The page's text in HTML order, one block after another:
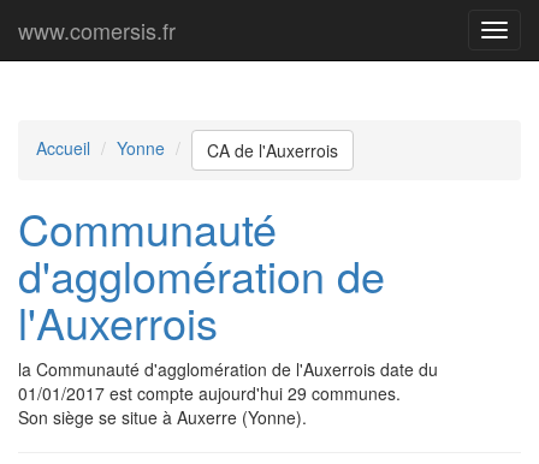
Menu
www.comersis.fr
Accueil Yonne CA de l'Auxerrois
Communauté
d'agglomération de
l'Auxerrois
la Communauté d'agglomération de l'Auxerrois date du
01/01/2017 est compte aujourd'hui 29 communes.
Son siège se situe à Auxerre (Yonne).